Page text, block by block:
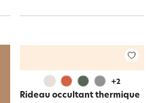
+2
Rideau occultant thermique